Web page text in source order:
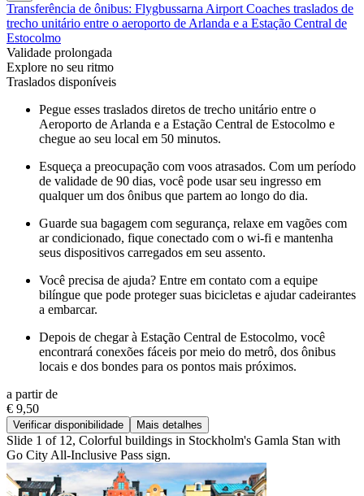
Transferência de ônibus: Flygbussarna Airport Coaches traslados de
trecho unitário entre o aeroporto de Arlanda e a Estação Central de
Estocolmo
Validade prolongada
Explore no seu ritmo
Traslados disponíveis
Pegue esses traslados diretos de trecho unitário entre o
Aeroporto de Arlanda e a Estação Central de Estocolmo e
chegue ao seu local em 50 minutos.
Esqueça a preocupação com voos atrasados. Com um período
de validade de 90 dias, você pode usar seu ingresso em
qualquer um dos ônibus que partem ao longo do dia.
Guarde sua bagagem com segurança, relaxe em vagões com
ar condicionado, fique conectado com o wi-fi e mantenha
seus dispositivos carregados em seu assento.
Você precisa de ajuda? Entre em contato com a equipe
bilíngue que pode proteger suas bicicletas e ajudar cadeirantes
a embarcar.
Depois de chegar à Estação Central de Estocolmo, você
encontrará conexões fáceis por meio do metrô, dos ônibus
locais e dos bondes para os pontos mais próximos.
a partir de
€ 9,50
Verificar disponibilidade Mais detalhes
Slide 1 of 12, Colorful buildings in Stockholm's Gamla Stan with
Go City All-Inclusive Pass sign.